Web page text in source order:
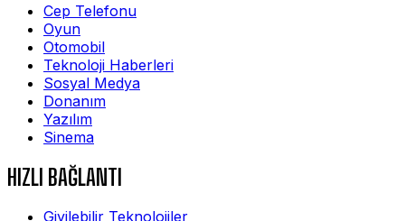
Cep Telefonu
Oyun
Otomobil
Teknoloji Haberleri
Sosyal Medya
Donanım
Yazılım
Sinema
HIZLI BAĞLANTI
Giyilebilir Teknolojiler